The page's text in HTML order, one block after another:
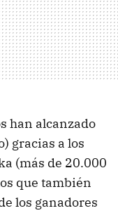
han alcanzado
gracias a los
(más de 20.000
que también
los ganadores